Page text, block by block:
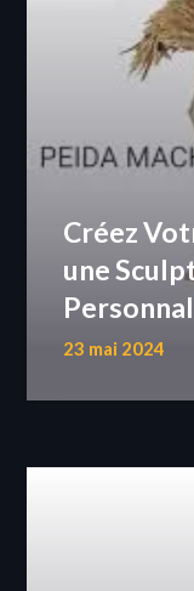
Créez
une
23 mai 2024